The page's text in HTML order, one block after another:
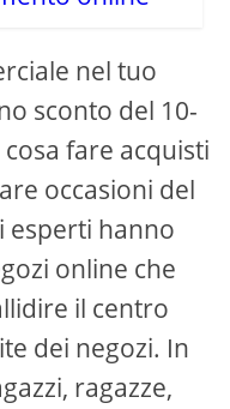
nel tuo
sconto del 10-
fare acquisti
occasioni del
esperti hanno
online che
il centro
dei negozi. In
ragazze,